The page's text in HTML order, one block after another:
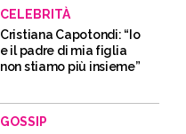
CELEBRITÀ
Cristiana Capotondi: “Io
e il padre di mia figlia
non stiamo più insieme”
GOSSIP